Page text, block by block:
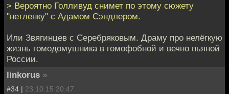
> Вероятно Голливуд снимет по этому сюжету
"нетленку" с Адамом Сэндлером.
Или Звягинцев с Серебряковым. Драму про нелёгкую
жизнь гомодомушника в гомофобной и вечно пьяной
России.
linkorus »
#34 | 23.10.15 20:47